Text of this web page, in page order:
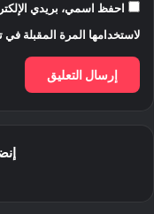
احفظ اسمي، بريدي
لاستخدامها المرة المقبلة في